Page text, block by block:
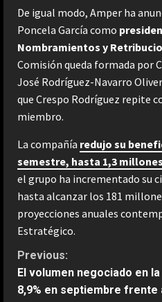
De igual modo, Amper ha
Poncela García como
Nombramientos y
Comisión queda formada por
José Rodríguez-Navarro
que Crespo Rodríguez repite
miembro.
La compañía redujo su
semestre, hasta 1,3
el grupo ha incrementado su
hasta alcanzar los 181
proyecciones anuales
Estratégico.
C
o
Previous:
El volumen negociado en
8,9% en septiembre frente